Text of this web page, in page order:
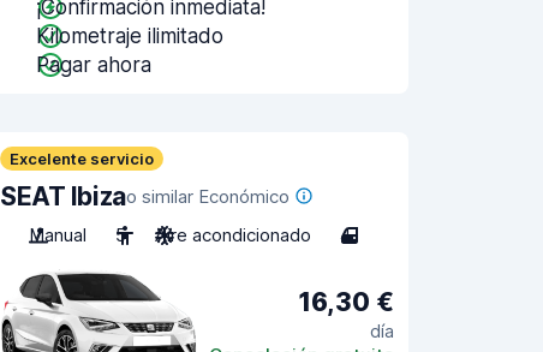
¡Confirmación inmediata!
Kilometraje ilimitado
Pagar ahora
Excelente servicio
SEAT Ibizao similar Económico
Manual
5 Aire acondicionado 4
16,30 €
día